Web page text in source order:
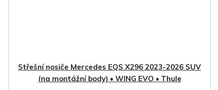
Střešní nosiče Mercedes EQS X296 2023-2026 SUV
(na montážní body) • WING EVO • Thule